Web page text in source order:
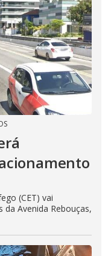
(CET) vai
Avenida Rebouças,